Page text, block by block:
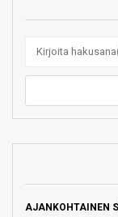
AJANKOHTAINEN